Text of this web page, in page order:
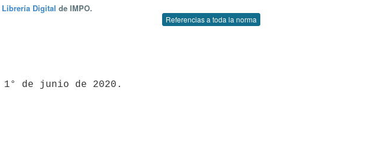
Librería Digital de IMPO.
Referencias a toda la norma